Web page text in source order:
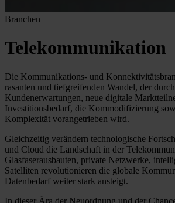
Branchen
Telekommunikation
Die Kommunikations- und
rasanten und tiefgreifenden Wandel, der
Kundenerwartungen, neue digitale
Investitionsbedarf, die Kommodifizierung
Komplexität vorangetrieben wird.
Gleichzeitig verändern technologische
und Cloud die Landschaft in der
Glasfaserausbauten, private Netzwerke,
Satelliten revolutionieren die globale
Datenbedarf weiter stark ansteigt.
In dieser Ära der Neuordnung und der